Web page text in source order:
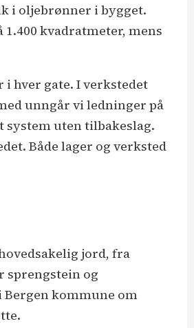
i oljebrønner i bygget.
kvadratmeter, mens
hver gate. I verkstedet
unngår vi ledninger på
uten tilbakeslag.
Både lager og verksted
jord, fra
sprengstein og
kommune om